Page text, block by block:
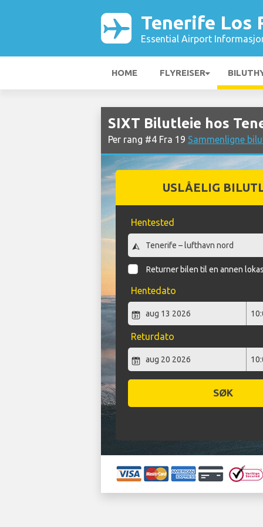
Tenerife Los
Essential Airport
HOME FLYREISER
SIXT Bilutleie hos
Per rang #4 Fra 19 Sammenligne
USLÅELIG
Hentested
Returner bilen til en annen
Hentedato
Returdato
SØK